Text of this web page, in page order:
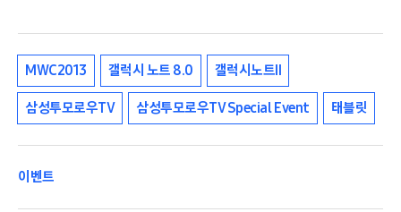
MWC2013 갤럭시 노트 8.0 갤럭시노트II
삼성투모로우TV 삼성투모로우TV Special Event 태블릿
이벤트